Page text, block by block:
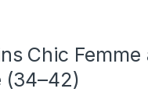
Chic Femme
(34–42)